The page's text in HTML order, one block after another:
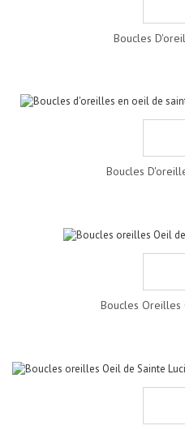
Boucles
Boucles
Boucles Oreilles